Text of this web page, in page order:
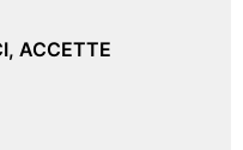
ACCETTE